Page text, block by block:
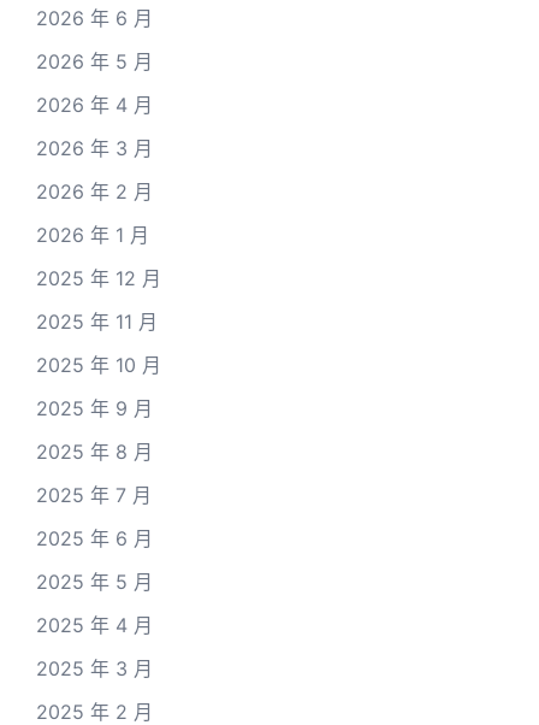
2026 年 6 月
2026 年 5 月
2026 年 4 月
2026 年 3 月
2026 年 2 月
2026 年 1 月
2025 年 12 月
2025 年 11 月
2025 年 10 月
2025 年 9 月
2025 年 8 月
2025 年 7 月
2025 年 6 月
2025 年 5 月
2025 年 4 月
2025 年 3 月
2025 年 2 月